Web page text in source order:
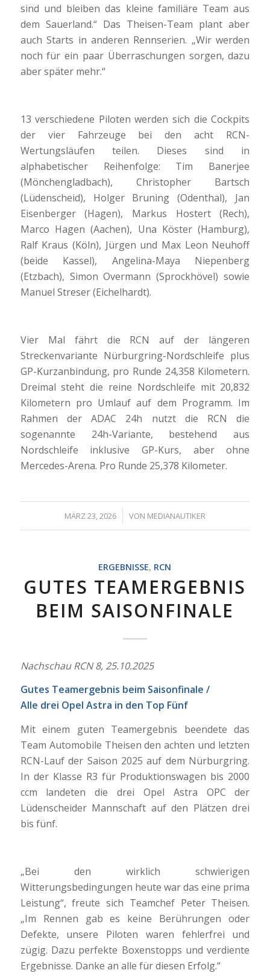
sind und bleiben das kleine familiäre Team aus
dem Sauerland.“ Das Theisen-Team plant aber
auch Starts in anderen Rennserien. „Wir werden
noch für ein paar Überraschungen sorgen, dazu
aber später mehr.“
13 verschiedene Piloten werden sich die Cockpits
der vier Fahrzeuge bei den acht RCN-
Wertungsläufen teilen. Dieses sind in
alphabetischer Reihenfolge: Tim Banerjee
(Mönchengladbach), Christopher Bartsch
(Lüdenscheid), Holger Bruning (Odenthal), Jan
Eisenberger (Hagen), Markus Hostert (Rech),
Marco Hagen (Aachen), Una Köster (Hamburg),
Ralf Kraus (Köln), Jürgen und Max Leon Neuhoff
(beide Kassel), Angelina-Maya Niepenberg
(Etzbach), Simon Overmann (Sprockhövel) sowie
Manuel Streser (Eichelhardt).
Vier Mal fährt die RCN auf der längeren
Streckenvariante Nürburgring-Nordschleife plus
GP-Kurzanbindung, pro Runde 24,358 Kilometern.
Dreimal steht die reine Nordschleife mit 20,832
Kilometern pro Umlauf auf dem Programm. Im
Rahmen der ADAC 24h nutzt die RCN die
sogenannte 24h-Variante, bestehend aus
Nordschleife inklusive GP-Kurs, aber ohne
Mercedes-Arena. Pro Runde 25,378 Kilometer.
MÄRZ 23, 2026
/ VON MEDIANAUTIKER
ERGEBNISSE, RCN
GUTES TEAMERGEBNIS
BEIM SAISONFINALE
Nachschau RCN 8, 25.10.2025
Gutes Teamergebnis beim Saisonfinale /
Alle drei Opel Astra in den Top Fünf
Mit einem guten Teamergebnis beendete das
Team Automobile Theisen den achten und letzten
RCN-Lauf der Saison 2025 auf dem Nürburgring.
In der Klasse R3 für Produktionswagen bis 2000
ccm landeten die drei Opel Astra OPC der
Lüdenscheider Mannschaft auf den Plätzen drei
bis fünf.
„Bei den wirklich schwierigen
Witterungsbedingungen heute war das eine prima
Leistung“, freute sich Teamchef Peter Theisen.
„Im Rennen gab es keine Berührungen oder
Defekte, unsere Piloten waren fehlerfrei und
zügig. Dazu perfekte Boxenstopps und verdiente
Ergebnisse. Danke an alle für diesen Erfolg.“